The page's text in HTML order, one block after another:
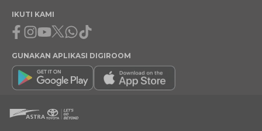
IKUTI KAMI
Facebook
Instagram
Youtube
X Whatsapp
Tiktok
GUNAKAN APLIKASI DIGIROOM